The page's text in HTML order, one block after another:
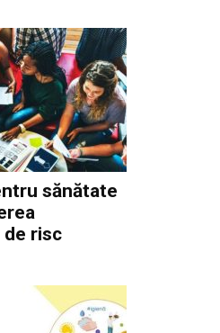
sănătate
risc